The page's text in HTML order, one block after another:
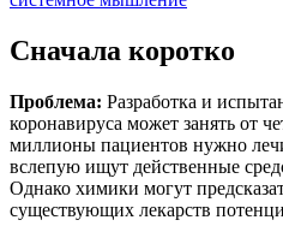
Сначала коротко
Проблема: Разработка и
коронавируса может занять от
миллионы пациентов нужно
вслепую ищут действенные
Однако химики могут
существующих лекарств